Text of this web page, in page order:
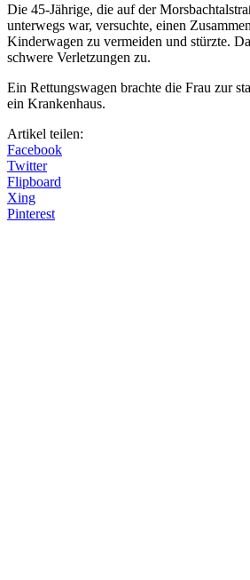
Die 45-Jährige, die auf der
unterwegs war, versuchte, einen
Kinderwagen zu vermeiden und stürzte.
schwere Verletzungen zu.
Ein Rettungswagen brachte die Frau zur
ein Krankenhaus.
Artikel teilen:
Facebook
Twitter
Flipboard
Xing
Pinterest